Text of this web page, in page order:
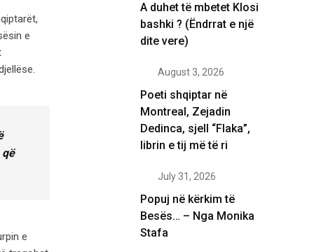
e
e
A duhet të mbetet Klosi
bashki ? (Ëndrrat e një
dite vere)
August 3, 2026
Poeti shqiptar në
Montreal, Zejadin
Dedinca, sjell “Flaka”,
librin e tij më të ri
July 31, 2026
Popuj në kërkim të
Besës… – Nga Monika
Stafa